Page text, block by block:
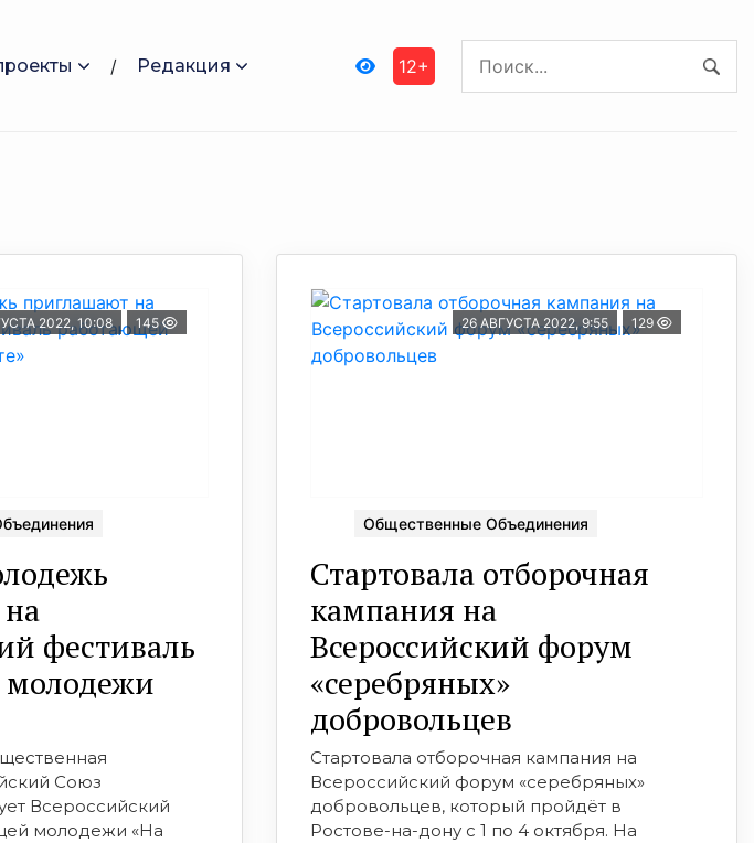
Редакция 12+
2022, 10:08 145
фестиваль
Союз
Всероссийский
молодежи «На
26 АВГУСТА 2022, 9:55 129
Общественные Объединения
Стартовала отборочная
кампания на
Всероссийский форум
«серебряных»
добровольцев
Стартовала отборочная кампания на
Всероссийский форум «серебряных»
добровольцев, который пройдёт в
Ростове-на-дону с 1 по 4 октября. На